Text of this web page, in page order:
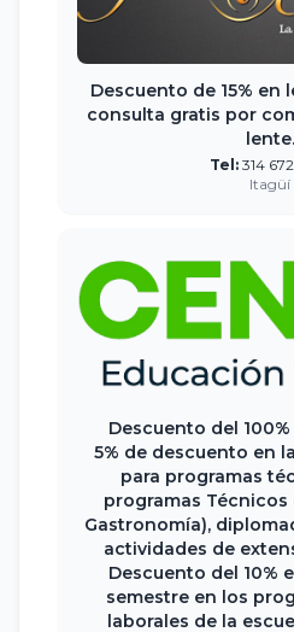
Descuento de 15% en
consulta gratis por
lente.
Tel:314
Itagüí
Descuento del
5% de descuento en
para programas
programas Técnicos
Gastronomía),
actividades de
Descuento del 10%
semestre en los
laborales de la